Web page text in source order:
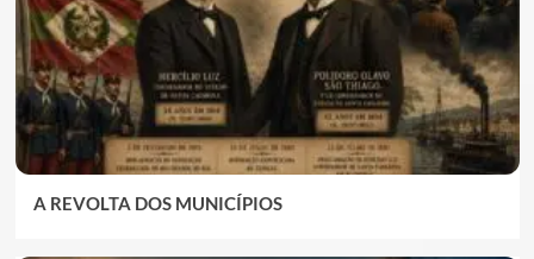
A REVOLTA DOS MUNICÍPIOS